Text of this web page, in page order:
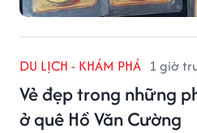
DU LỊCH - KHÁM PHÁ 1 giờ
Vẻ đẹp trong những
ở quê Hồ Văn Cường